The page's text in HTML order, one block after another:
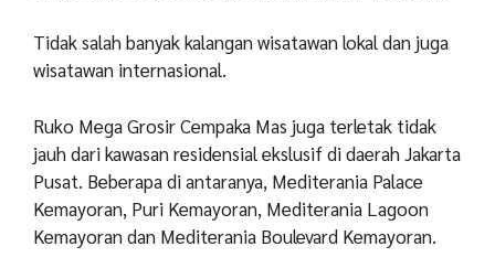
Tidak salah banyak kalangan wisatawan lokal dan juga
wisatawan internasional.
Ruko Mega Grosir Cempaka Mas juga terletak tidak
jauh dari kawasan residensial ekslusif di daerah Jakarta
Pusat. Beberapa di antaranya, Mediterania Palace
Kemayoran, Puri Kemayoran, Mediterania Lagoon
Kemayoran dan Mediterania Boulevard Kemayoran.